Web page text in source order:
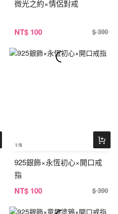
微光之約×情侶對戒
NT$ 100 $ 390
1/6
925銀飾×永恆初心×開口戒
指
NT$ 100 $ 390